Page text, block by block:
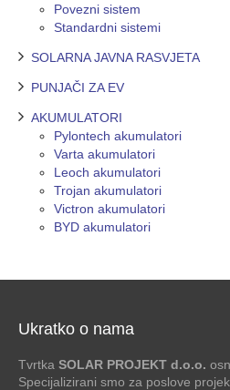
Povezni sistem
Standardni sistemi
SOLARNA JAVNA RASVJETA
PUNJAČI ZA EV
AKUMULATORI
Pylontech akumulatori
Varta akumulatori
Leoch akumulatori
Trojan akumulatori
Victron akumulatori
BYD akumulatori
Ukratko o nama
Tvrtka SOLAR PROJEKT d.o.o.
Specijalizirani smo za poslove